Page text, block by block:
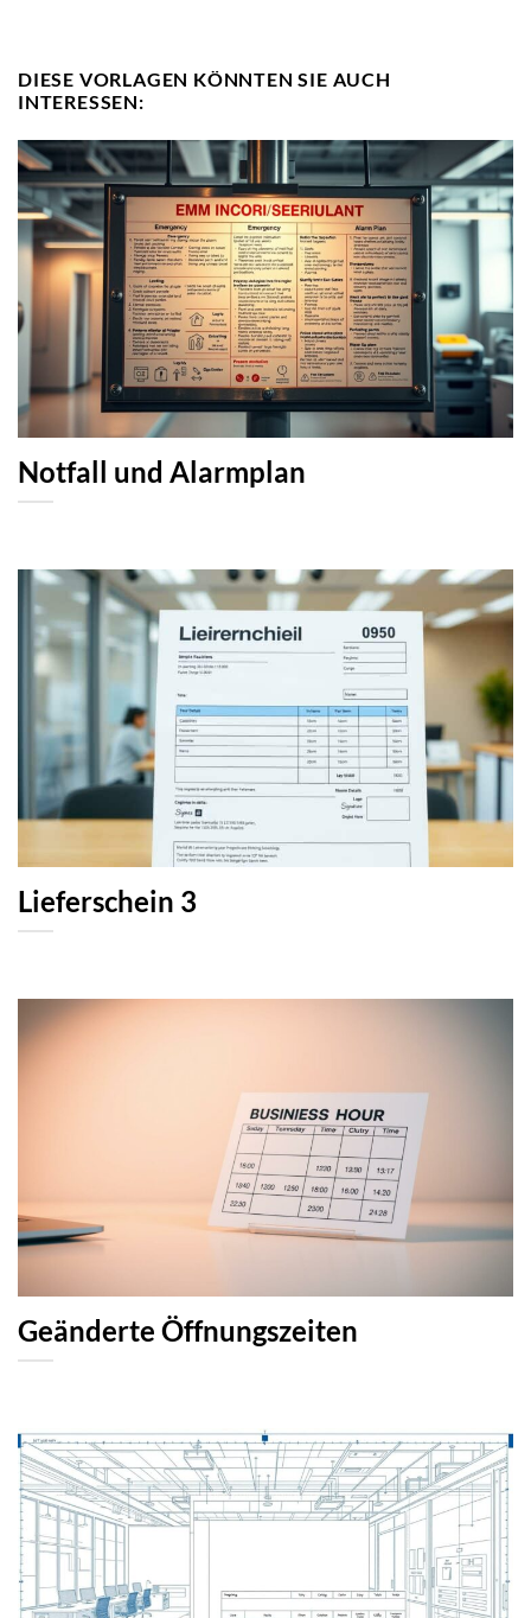
DIESE VORLAGEN KÖNNTEN SIE AUCH
INTERESSEN:
Notfall und Alarmplan
Lieferschein 3
Geänderte Öffnungszeiten